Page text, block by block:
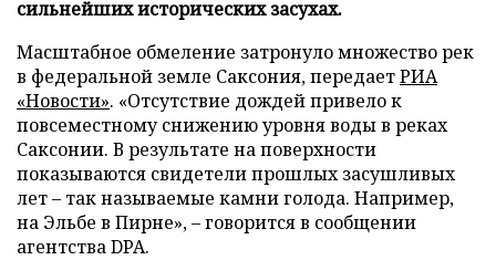
сильнейших исторических засухах.
Масштабное обмеление затронуло множество рек
в федеральной земле Саксония, передаетРИА
«Новости». «Отсутствие дождей привело к
повсеместному снижению уровня воды в реках
Саксонии. В результате на поверхности
показываются свидетели прошлых засушливых
лет – так называемые камни голода. Например,
на Эльбе в Пирне», – говорится в сообщении
агентства DPA.